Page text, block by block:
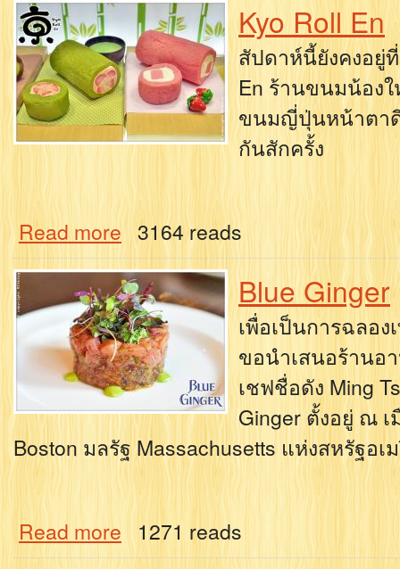
Kyo Roll En
สัปดาห์นี้ยังคงอยู่
En ร้านขนมน้อง
ขนมญี่ปุ่นหน้าตา
กันสักครั้ง
Read more 3164 reads
Blue Ginger
เพื่อเป็นการฉลอ
ขอนำเสนอร้านอ
เชฟชื่อดัง Ming
Ginger ตั้งอยู่ ณ เ
Boston มลรัฐ Massachusetts แห่งสหรัฐอเ
Read more 1271 reads